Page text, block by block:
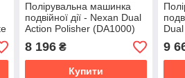
Полірувальна машинка
подвійної дії - Nexan Dual
Action Polisher (DA1000)
8 196₴
Купити
9